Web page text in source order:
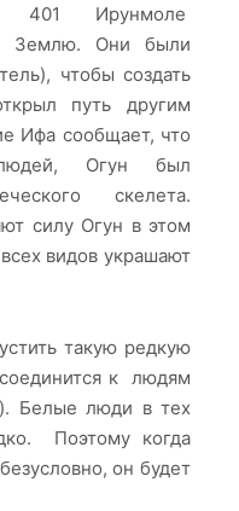
401 Ирунмоле
Землю. Они были
чтобы создать
путь другим
Ифа сообщает, что
Огун был
скелета.
силу Огун в этом
видов украшают
такую редкую
к людям
Белые люди в тех
Поэтому когда
он будет